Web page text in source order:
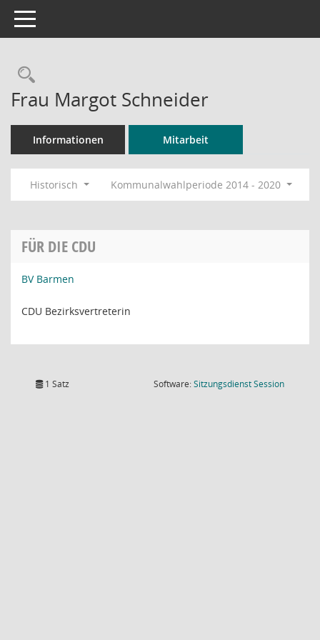
Toggle navigation
Rechercheauswahl
Frau Margot Schneider
Informationen Mitarbeit
Historisch Kommunalwahlperiode 2014 - 2020
FÜR DIE CDU
BV Barmen
CDU Bezirksvertreterin
1 Satz Software:SitzungsdienstSession(Wird in